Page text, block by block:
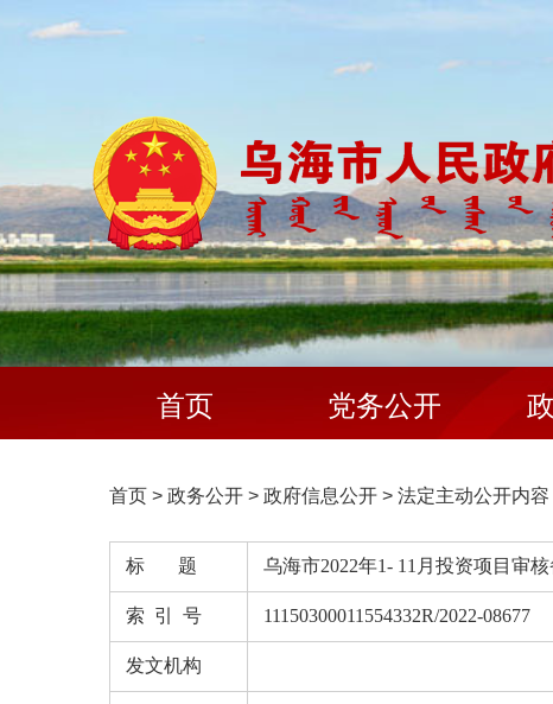
首页 党务公开
首页 > 政务公开 > 政府信息公开 > 法定主动公开内容
标 题 乌海市2022年1- 11月投资项目审
索 引 号 11150300011554332R/2022-08677
发文机构